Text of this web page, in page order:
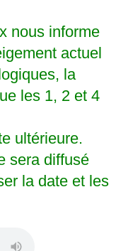
nous informe
actuel
la
les 1, 2 et 4
ultérieure.
sera diffusé
la date et les